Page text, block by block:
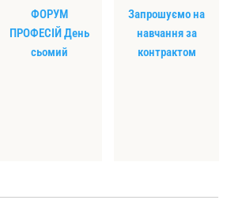
ФОРУМ
ПРОФЕСІЙ День
сьомий
Запрошуємо на
навчання за
контрактом